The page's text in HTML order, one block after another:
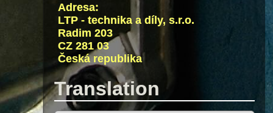
Adresa:
LTP - technika a díly, s.r.o.
Radim 203
CZ 281 03
Česká republika
Translation